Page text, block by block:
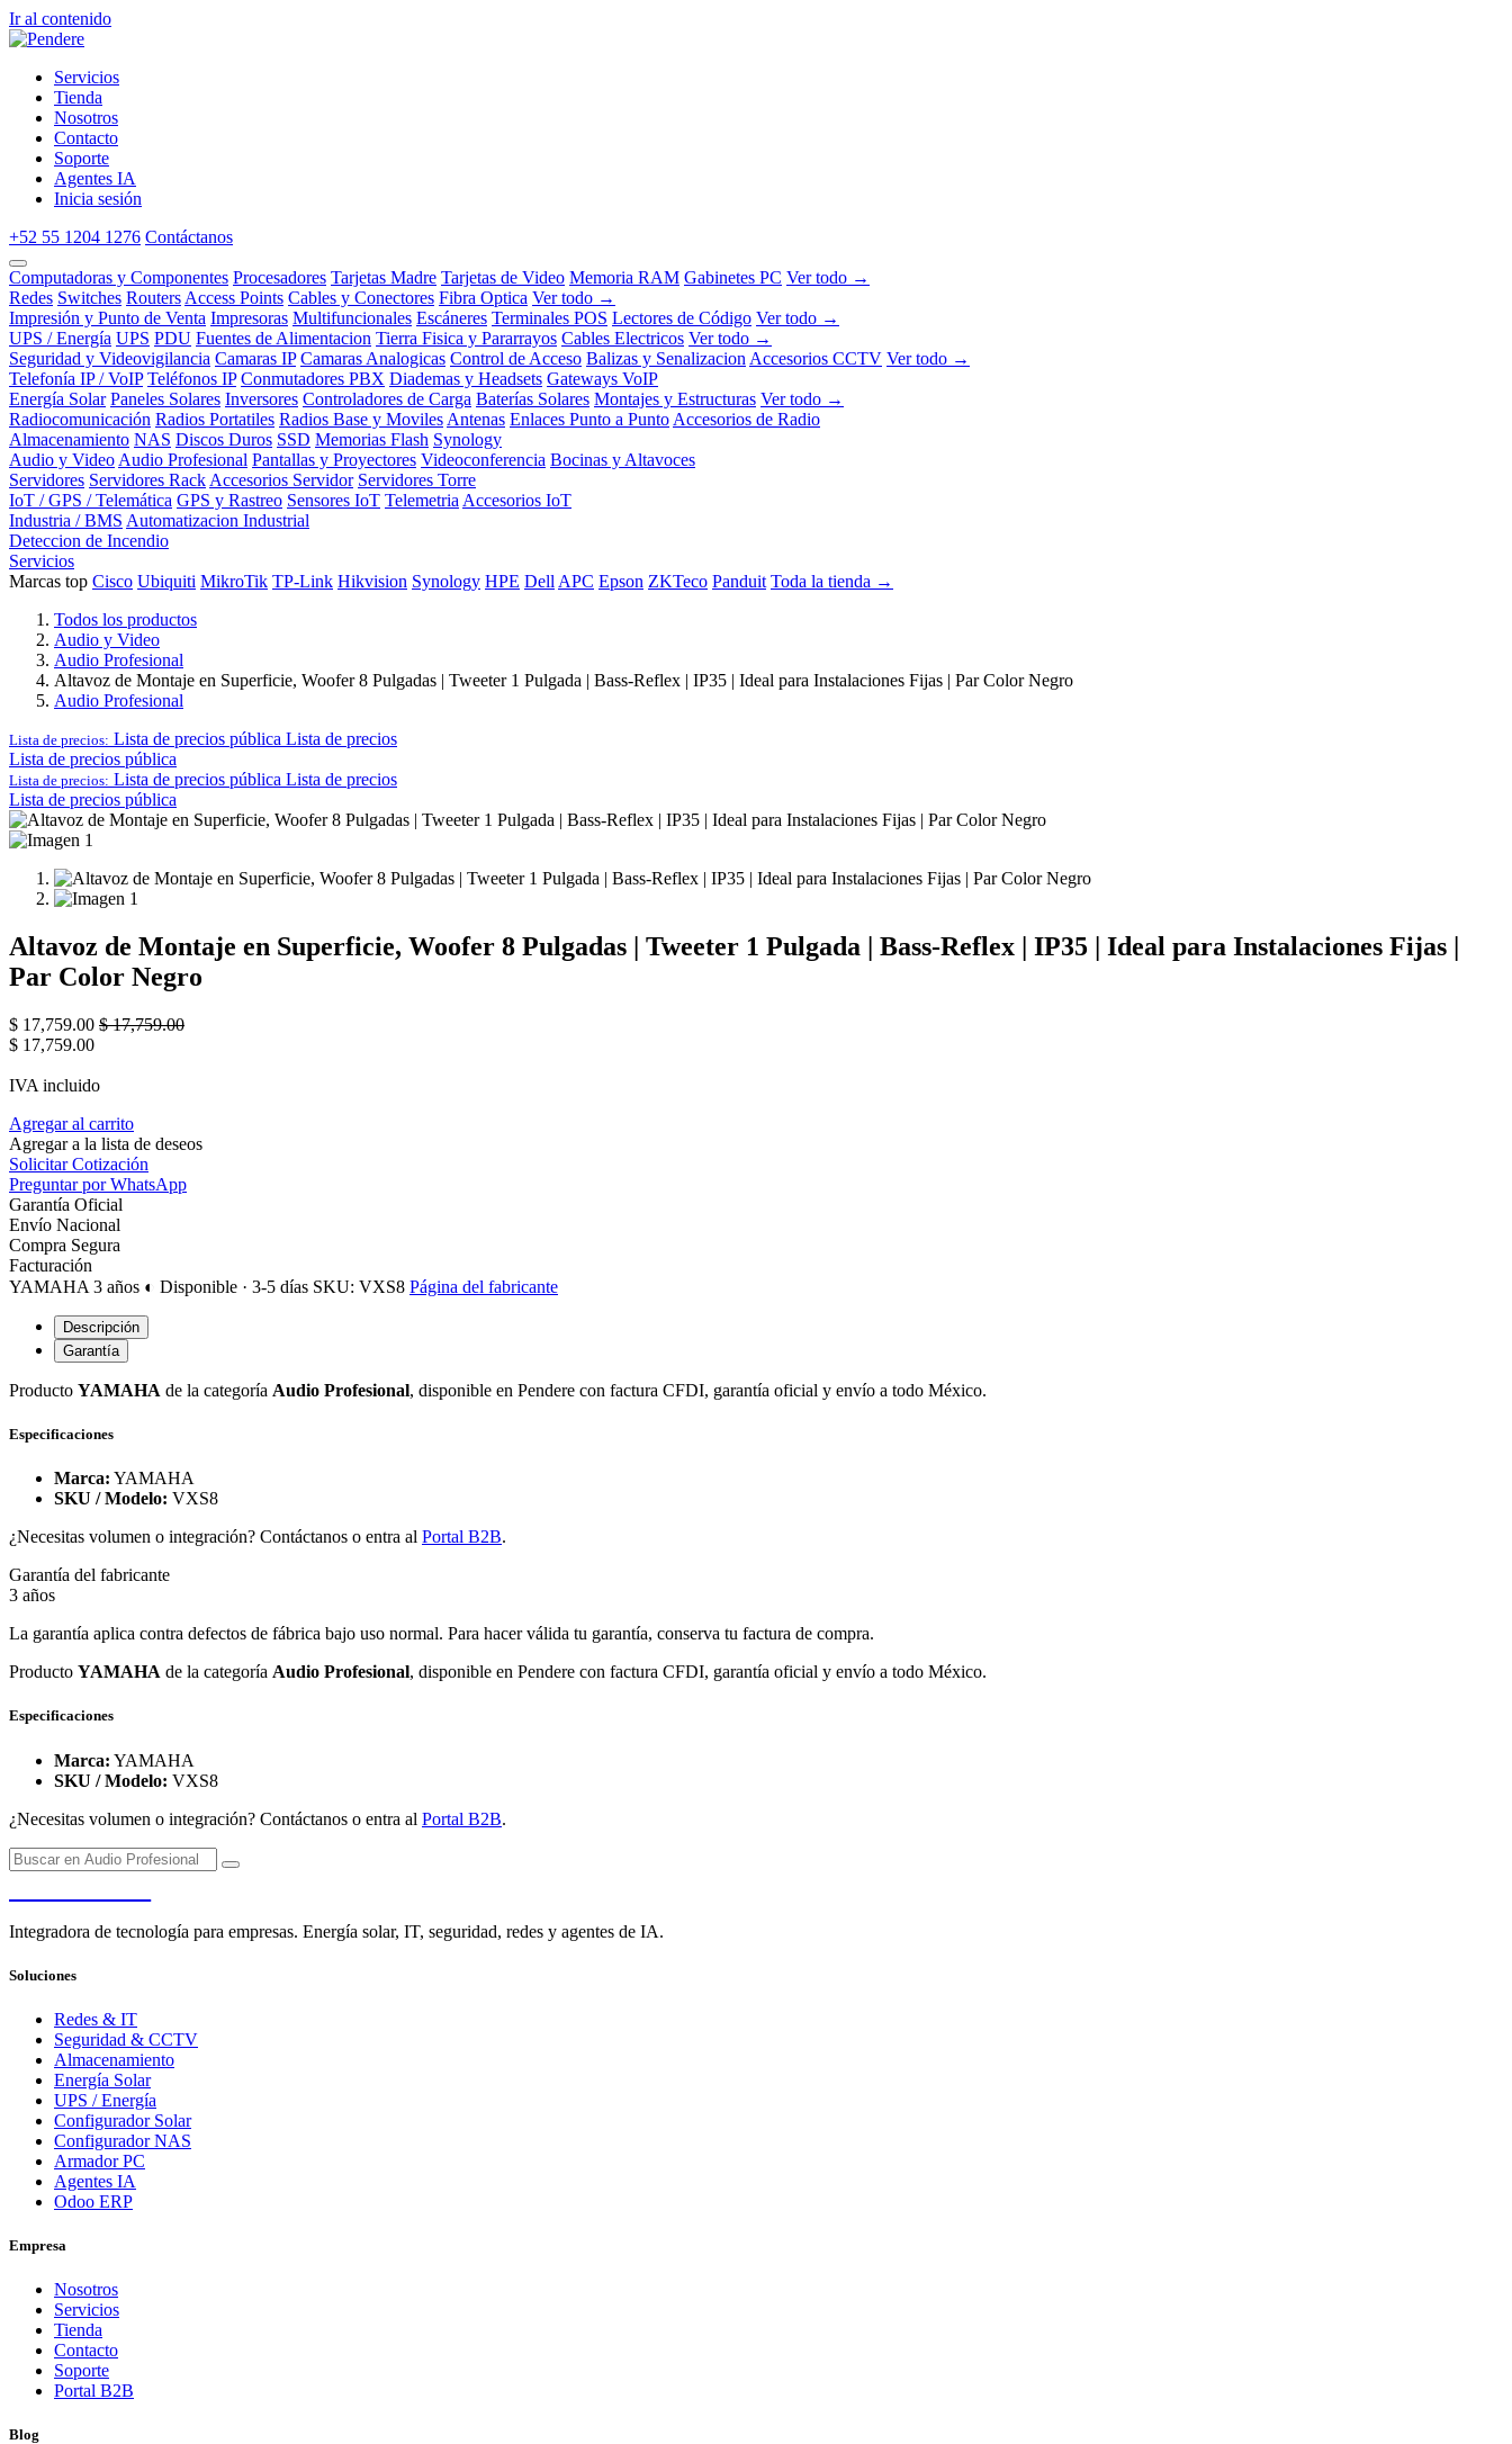
Ir al contenido
Servicios
Tienda
Nosotros
Contacto
Soporte
Agentes IA
Inicia sesión
+52 55 1204 1276 Contáctanos
Computadoras y Componentes Procesadores Tarjetas Madre Tarjetas de Video Memoria RAM Gabinetes PC Ver todo →
Redes Switches Routers Access Points Cables y Conectores Fibra Optica Ver todo →
Impresión y Punto de Venta Impresoras Multifuncionales Escáneres Terminales POS Lectores de Código Ver todo →
UPS / Energía UPS PDU Fuentes de Alimentacion Tierra Fisica y Pararrayos Cables Electricos Ver todo →
Seguridad y Videovigilancia Camaras IP Camaras Analogicas Control de Acceso Balizas y Senalizacion Accesorios CCTV Ver todo →
Telefonía IP / VoIP Teléfonos IP Conmutadores PBX Diademas y Headsets Gateways VoIP
Energía Solar Paneles Solares Inversores Controladores de Carga Baterías Solares Montajes y Estructuras Ver todo →
Radiocomunicación Radios Portatiles Radios Base y Moviles Antenas Enlaces Punto a Punto Accesorios de Radio
Almacenamiento NAS Discos Duros SSD Memorias Flash Synology
Audio y Video Audio Profesional Pantallas y Proyectores Videoconferencia Bocinas y Altavoces
Servidores Servidores Rack Accesorios Servidor Servidores Torre
IoT / GPS / Telemática GPS y Rastreo Sensores IoT Telemetria Accesorios IoT
Industria / BMS Automatizacion Industrial
Deteccion de Incendio
Servicios
Marcas top Cisco Ubiquiti MikroTik TP-Link Hikvision Synology HPE Dell APC Epson ZKTeco Panduit Toda la tienda →
Todos los productos
Audio y Video
Audio Profesional
Altavoz de Montaje en Superficie, Woofer 8 Pulgadas | Tweeter 1 Pulgada | Bass-Reflex | IP35 | Ideal para Instalaciones Fijas | Par Color Negro
Audio Profesional
Lista de precios: Lista de precios pública Lista de precios
Lista de precios pública
Lista de precios: Lista de precios pública Lista de precios
Lista de precios pública
Altavoz de Montaje en Superficie, Woofer 8 Pulgadas | Tweeter 1 Pulgada | Bass-Reflex | IP35 | Ideal para Instalaciones Fijas |
Par Color Negro
$ 17,759.00 $17,759.00
$ 17,759.00
IVA incluido
Agregar al carrito
Agregar a la lista de deseos
Solicitar Cotización
Preguntar por WhatsApp
Garantía Oficial
Envío Nacional
Compra Segura
Facturación
YAMAHA 3 años ◐ Disponible · 3-5 días SKU: VXS8 Página del fabricante
Descripción
Garantía
Producto YAMAHA de la categoría Audio Profesional, disponible en Pendere con factura CFDI, garantía oficial y envío a todo México.
Especificaciones
Marca: YAMAHA
SKU / Modelo: VXS8
¿Necesitas volumen o integración? Contáctanos o entra al Portal B2B.
Garantía del fabricante
3 años
La garantía aplica contra defectos de fábrica bajo uso normal. Para hacer válida tu garantía, conserva tu factura de compra.
Producto YAMAHA de la categoría Audio Profesional, disponible en Pendere con factura CFDI, garantía oficial y envío a todo México.
Especificaciones
Marca: YAMAHA
SKU / Modelo: VXS8
¿Necesitas volumen o integración? Contáctanos o entra al Portal B2B.
Integradora de tecnología para empresas. Energía solar, IT, seguridad, redes y agentes de IA.
Soluciones
Redes & IT
Seguridad & CCTV
Almacenamiento
Energía Solar
UPS / Energía
Configurador Solar
Configurador NAS
Armador PC
Agentes IA
Odoo ERP
Empresa
Nosotros
Servicios
Tienda
Contacto
Soporte
Portal B2B
Blog